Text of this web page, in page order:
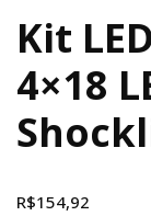
Kit
4×18
R$154,92